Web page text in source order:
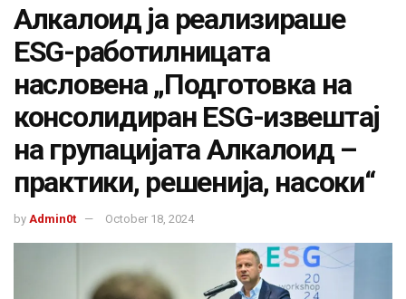
Алкалоид ја реализираше
ESG-работилницата
насловена „Подготовка на
консолидиран ESG-извештај
на групацијата Алкалоид –
практики, решенија, насоки“
by Admin0t October 18, 2024